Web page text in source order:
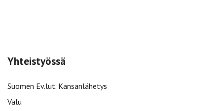
Yhteistyössä
Suomen Ev.lut. Kansanlähetys
Valu